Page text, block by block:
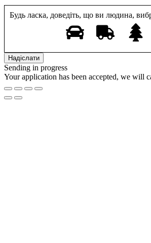
Будь ласка, доведіть, що ви людина,
Sending in progress
Your application has been accepted, we will